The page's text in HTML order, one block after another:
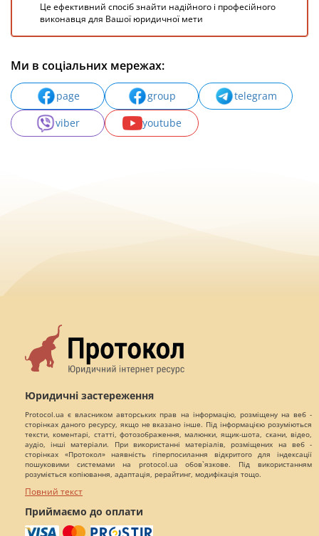
Це ефективний спосіб знайти надійного і професійного
виконавця для Вашої юридичної мети
Ми в соціальних мережах:
page group
telegram
viber
youtube
Юридичні застереження
Protocol.ua є власником авторських прав на інформацію, розміщену на веб -
сторінках даного ресурсу, якщо не вказано інше. Під інформацією розуміються
тексти, коментарі, статті, фотозображення, малюнки, ящик-шота, скани, відео,
аудіо, інші матеріали. При використанні матеріалів, розміщених на веб -
сторінках «Протокол» наявність гіперпосилання відкритого для індексації
пошуковими системами на protocol.ua обов`язкове. Під використанням
розуміється копіювання, адаптація, рерайтинг, модифікація тощо.
Повний текст
Приймаємо до оплати